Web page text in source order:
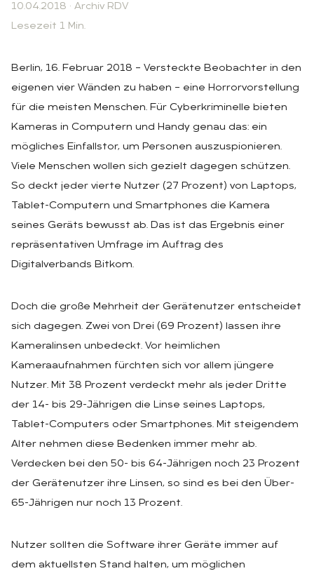
10.04.2018 · Archiv RDV
Lesezeit 1 Min.
Berlin, 16. Februar 2018 – Versteckte Beobachter in den
eigenen vier Wänden zu haben – eine Horrorvorstellung
für die meisten Menschen. Für Cyberkriminelle bieten
Kameras in Computern und Handy genau das: ein
mögliches Einfallstor, um Personen auszuspionieren.
Viele Menschen wollen sich gezielt dagegen schützen.
So deckt jeder vierte Nutzer (27 Prozent) von Laptops,
Tablet-Computern und Smartphones die Kamera
seines Geräts bewusst ab. Das ist das Ergebnis einer
repräsentativen Umfrage im Auftrag des
Digitalverbands Bitkom.
Doch die große Mehrheit der Gerätenutzer entscheidet
sich dagegen. Zwei von Drei (69 Prozent) lassen ihre
Kameralinsen unbedeckt. Vor heimlichen
Kameraaufnahmen fürchten sich vor allem jüngere
Nutzer. Mit 38 Prozent verdeckt mehr als jeder Dritte
der 14- bis 29-Jährigen die Linse seines Laptops,
Tablet-Computers oder Smartphones. Mit steigendem
Alter nehmen diese Bedenken immer mehr ab.
Verdecken bei den 50- bis 64-Jährigen noch 23 Prozent
der Gerätenutzer ihre Linsen, so sind es bei den Über-
65-Jährigen nur noch 13 Prozent.
Nutzer sollten die Software ihrer Geräte immer auf
dem aktuellsten Stand halten, um möglichen